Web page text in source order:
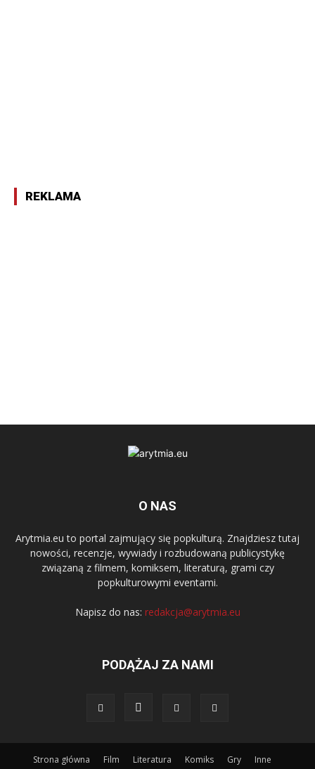
REKLAMA
O NAS
Arytmia.eu to portal zajmujący się popkulturą. Znajdziesz tutaj
nowości, recenzje, wywiady i rozbudowaną publicystykę
związaną z filmem, komiksem, literaturą, grami czy
popkulturowymi eventami.
Napisz do nas: redakcja@arytmia.eu
PODĄŻAJ ZA NAMI
Strona główna Film Literatura Komiks Gry
Inne